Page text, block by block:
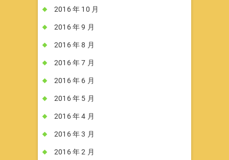
2016 年 10 月
2016 年 9 月
2016 年 8 月
2016 年 7 月
2016 年 6 月
2016 年 5 月
2016 年 4 月
2016 年 3 月
2016 年 2 月